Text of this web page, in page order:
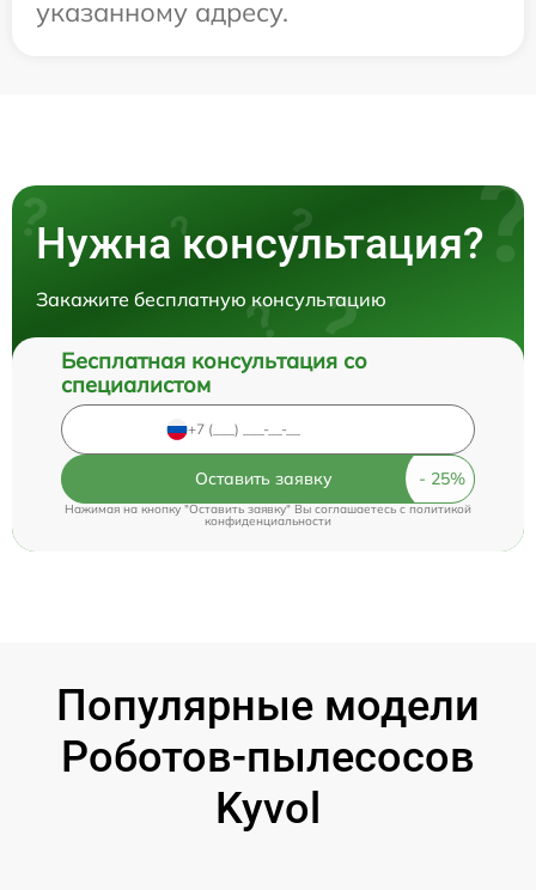
указанному адресу.
Нужна консультация?
Закажите бесплатную консультацию
Бесплатная консультация со
специалистом
Оставить заявку
Нажимая на кнопку "Оставить заявку" Вы соглашаетесь cполитикой
конфиденциальности
Популярные модели
Роботов-пылесосов
Kyvol